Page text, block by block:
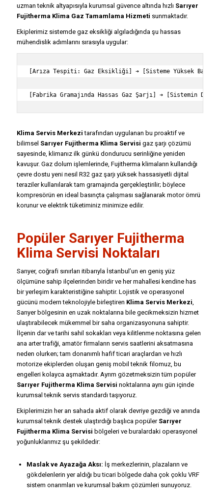
uzman teknik altyapısıyla kurumsal güvence altında hızlı Sarıyer
Fujitherma Klima Gaz Tamamlama Hizmeti sunmaktadır.
Ekiplerimiz sistemde gaz eksikliği algıladığında şu hassas
mühendislik adımlarını sırasıyla uygular:
[Arıza Tespiti: Gaz Eksikliği] ➔ [Sisteme Yüksek
Klima Servis Merkezi tarafından uygulanan bu proaktif ve
bilimsel Sarıyer Fujitherma Klima Servisi gaz şarjı çözümü
sayesinde, klimanız ilk günkü dondurucu serinliğine yeniden
kavuşur. Gaz dolum işlemlerinde, Fujitherma klimaların kullandığı
çevre dostu yeni nesil R32 gaz şarjı yüksek hassasiyetli dijital
teraziler kullanılarak tam gramajında gerçekleştirilir; böylece
kompresörün en ideal basınçta çalışması sağlanarak motor ömrü
korunur ve elektrik tüketiminiz minimize edilir.
Popüler Sarıyer Fujitherma
Klima Servisi Noktaları
Sarıyer, coğrafi sınırları itibarıyla İstanbul’un en geniş yüz
ölçümüne sahip ilçelerinden biridir ve her mahallesi kendine has
bir yerleşim karakteristiğine sahiptir. Lojistik ve operasyonel
gücünü modern teknolojiyle birleştiren Klima Servis Merkezi
Sarıyer bölgesinin en uzak noktalarına bile gecikmeksizin hizmet
ulaştırabilecek mükemmel bir saha organizasyonuna sahiptir.
İlçenin dar ve tarihi sahil sokakları veya kilitlenme noktasına gelen
ana arter trafiği, amatör firmaların servis saatlerini aksatmasına
neden olurken; tam donanımlı hafif ticari araçlardan ve hızlı
motorize ekiplerden oluşan geniş mobil teknik filomuz, bu
engelleri kolayca aşmaktadır. Ayrım gözetmeksizin tüm popüler
Sarıyer Fujitherma Klima Servisi noktalarına aynı gün içinde
kurumsal teknik servis standardı taşıyoruz.
Ekiplerimizin her an sahada aktif olarak devriye gezdiği ve anında
kurumsal teknik destek ulaştırdığı başlıca popüler Sarıyer
Fujitherma Klima Servisi bölgeleri ve buralardaki operasyonel
yoğunluklarımız şu şekildedir:
Maslak ve Ayazağa Aksı: İş merkezlerinin, plazaların ve
gökdelenlerin yer aldığı bu ticari bölgede daha çok çoklu VRF
sistem onarımları ve kurumsal bakım çözümleri sunuyoruz.